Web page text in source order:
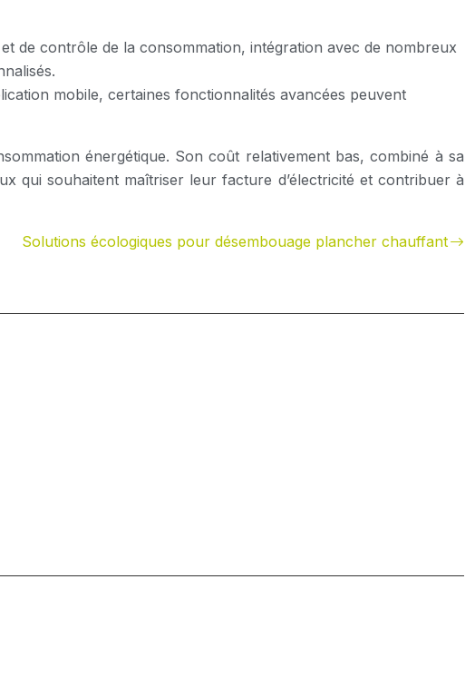
de contrôle de la consommation, intégration avec de nombreux
mobile, certaines fonctionnalités avancées peuvent
énergétique. Son coût relativement bas, combiné à sa
qui souhaitent maîtriser leur facture d’électricité et contribuer à
Solutions écologiques pour désembouage plancher chauffant